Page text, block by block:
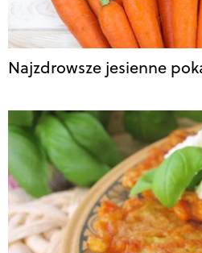
Najzdrowsze jesienne